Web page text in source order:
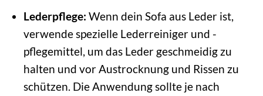
Lederpflege: Wenn dein Sofa aus Leder ist,
verwende spezielle Lederreiniger und -
pflegemittel, um das Leder geschmeidig zu
halten und vor Austrocknung und Rissen zu
schützen. Die Anwendung sollte je nach